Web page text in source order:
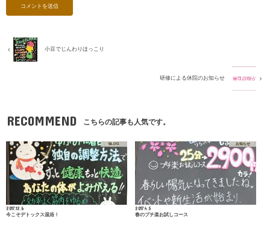
小豆でじんわりほっこり
研修による休院のお知らせ
RECOMMEND こちらの記事も人気です。
BLOG
2017.12.6
今こそデトックス温浴！
お知らせ
2017.4.5
春のプチ楽お試しコース